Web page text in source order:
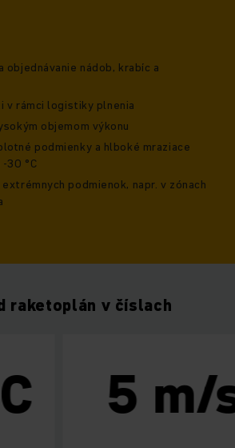
objednávanie nádob, krabíc a
v rámci logistiky plnenia
objemom výkonu
podmienky a hlboké mraziace
30 °C
podmienok, napr. v zónach
raketoplán v číslach
5 m/s